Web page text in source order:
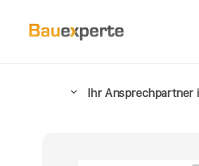
Ihr Ansprechpartner